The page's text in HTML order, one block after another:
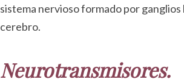
sistema nervioso formado por
cerebro.
Neurotransmisores.